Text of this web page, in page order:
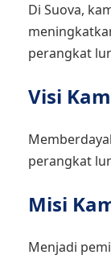
Di Suova,
perangkat
Visi
perangkat
Misi
Menjadi